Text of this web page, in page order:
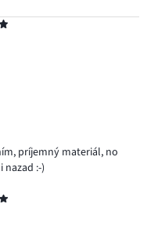
príjemný materiál, no
:-)